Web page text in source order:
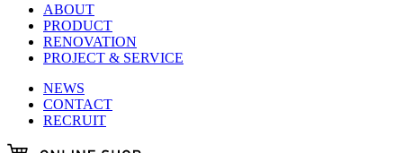
ABOUT
PRODUCT
RENOVATION
PROJECT & SERVICE
NEWS
CONTACT
RECRUIT